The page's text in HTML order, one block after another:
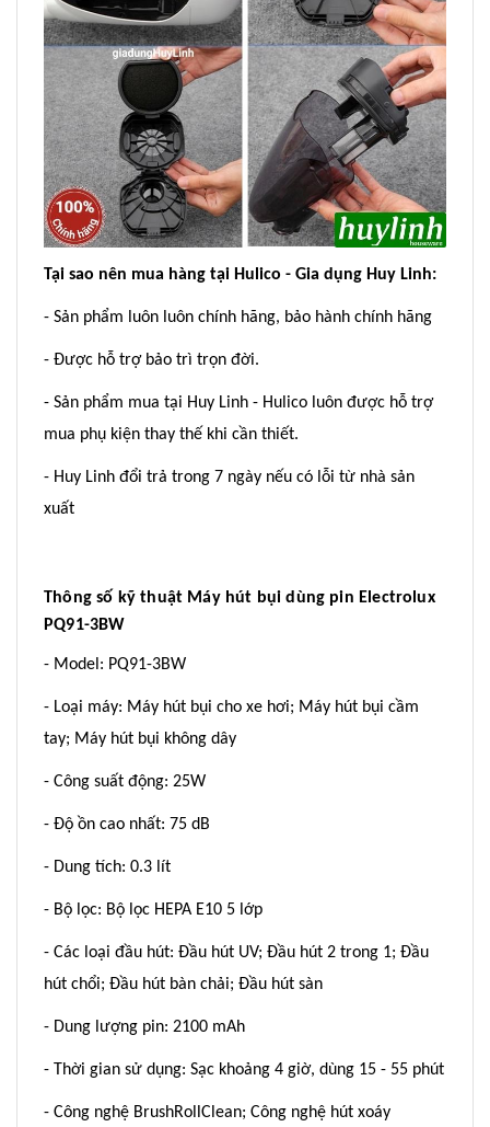
Tại sao nên mua hàng tại Hulico - Gia dụng Huy Linh:
- Sản phẩm luôn luôn chính hãng, bảo hành chính hãng
- Được hỗ trợ bảo trì trọn đời.
- Sản phẩm mua tại Huy Linh - Hulico luôn được hỗ trợ
mua phụ kiện thay thế khi cần thiết.
- Huy Linh đổi trả trong 7 ngày nếu có lỗi từ nhà sản
xuất
Thông số kỹ thuật Máy hút bụi dùng pin Electrolux
PQ91-3BW
- Model: PQ91-3BW
- Loại máy: Máy hút bụi cho xe hơi; Máy hút bụi cầm
tay; Máy hút bụi không dây
- Công suất động: 25W
- Độ ồn cao nhất: 75 dB
- Dung tích: 0.3 lít
- Bộ lọc: Bộ lọc HEPA E10 5 lớp
- Các loại đầu hút: Đầu hút UV; Đầu hút 2 trong 1; Đầu
hút chổi; Đầu hút bàn chải; Đầu hút sàn
- Dung lượng pin: 2100 mAh
- Thời gian sử dụng: Sạc khoảng 4 giờ, dùng 15 - 55 phút
- Công nghệ BrushRollClean; Công nghệ hút xoáy